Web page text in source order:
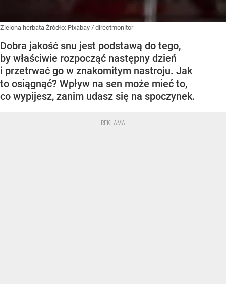
Zielona herbata Źródło: Pixabay / directmonitor
Dobra jakość snu jest podstawą do tego,
by właściwie rozpocząć następny dzień
i przetrwać go w znakomitym nastroju. Jak
to osiągnąć? Wpływ na sen może mieć to,
co wypijesz, zanim udasz się na spoczynek.